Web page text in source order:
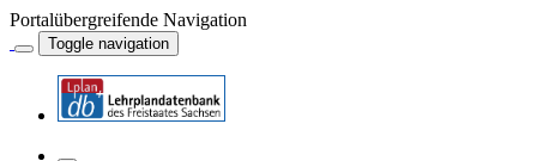
Portalübergreifende Navigation
Toggle navigation